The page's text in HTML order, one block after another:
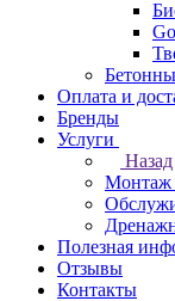
Оплата и
Бренды
Услуги
Назад
Монтаж
Полезная
Отзывы
Контакты